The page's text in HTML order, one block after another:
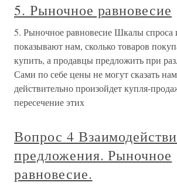
5. Рыночное равновесие
5. Рыночное равновесие Шкалы спроса
показывают нам, сколько товаров
купить, а продавцы предложить при
Сами по себе цены не могут сказать
действительно произойдет купля-
пересечение этих
Вопрос 4
предложения. Рыночное
равновесие.